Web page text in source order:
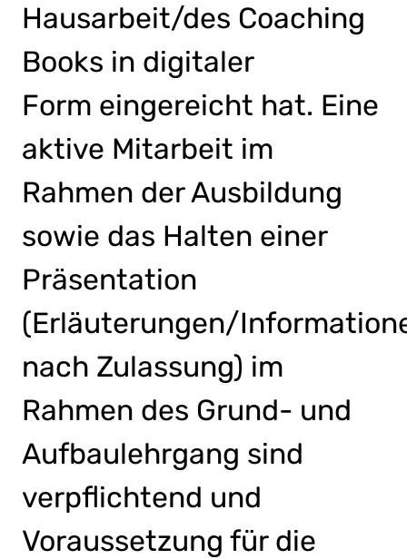
Hausarbeit/des Coaching
Books in digitaler
Form eingereicht hat. Eine
aktive Mitarbeit im
Rahmen der Ausbildung
sowie das Halten einer
Präsentation
(Erläuterungen/
nach Zulassung) im
Rahmen des Grund- und
Aufbaulehrgang sind
verpflichtend und
Voraussetzung für die